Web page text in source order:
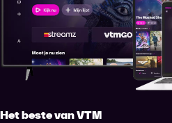
Het beste van VTM